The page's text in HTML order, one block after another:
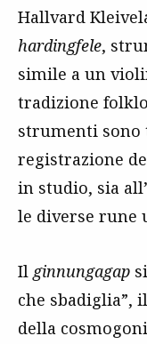
Hallvard
hardingfele,
simile a un
tradizione
strumenti sono
registrazione
in studio, sia
le diverse rune
Il ginnungagap
che sbadiglia”,
della